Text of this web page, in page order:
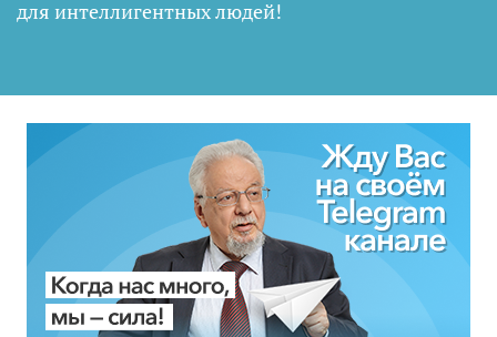
для интеллигентных людей!